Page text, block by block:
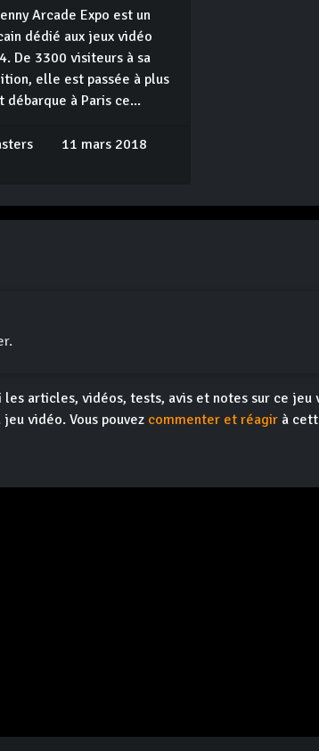
Arcade Expo est un
dédié aux jeux vidéo
De 3300 visiteurs à sa
elle est passée à plus
débarque à Paris ce...
11 mars 2018
les articles, vidéos, tests, avis et notes sur ce jeu
vidéo. Vous pouvez commenter et réagir à